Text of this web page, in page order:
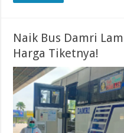
Naik Bus Damri
Harga Tiketnya!